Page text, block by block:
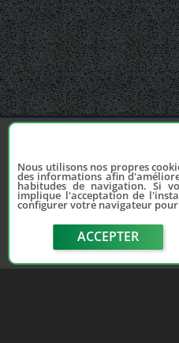
Depuis 2006, France Casse
automobilistes dans leur
d'occasion. Réparez votre auto
Nous utilisons nos propres
des informations afin
habitudes de navigation. Si
implique l'acceptation de
configurer votre navigateur
ACCEPTER